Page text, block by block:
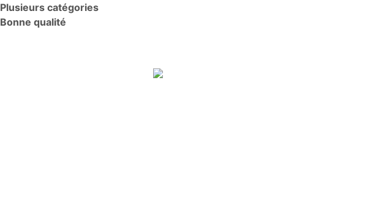
Plusieurs catégories
Bonne qualité